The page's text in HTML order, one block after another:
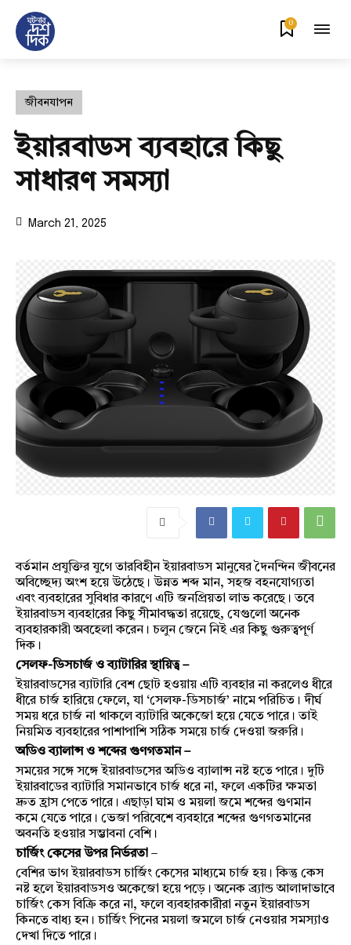
0
জীবনযাপন
ইয়ারবাডস ব্যবহারে কিছু
সাধারণ সমস্যা
March 21, 2025
বর্তমান প্রযুক্তির যুগে তারবিহীন ইয়ারবাডস মানুষের দৈনন্দিন জীবনের
অবিচ্ছেদ্য অংশ হয়ে উঠেছে। উন্নত শব্দ মান, সহজ বহনযোগ্যতা
এবং ব্যবহারের সুবিধার কারণে এটি জনপ্রিয়তা লাভ করেছে। তবে
ইয়ারবাডস ব্যবহারের কিছু সীমাবদ্ধতা রয়েছে, যেগুলো অনেক
ব্যবহারকারী অবহেলা করেন। চলুন জেনে নিই এর কিছু গুরুত্বপূর্ণ
দিক।
সেলফ-ডিসচার্জ ও ব্যাটারির স্থায়িত্ব –
ইয়ারবাডসের ব্যাটারি বেশ ছোট হওয়ায় এটি ব্যবহার না করলেও ধীরে
ধীরে চার্জ হারিয়ে ফেলে, যা ‘সেলফ-ডিসচার্জ’ নামে পরিচিত। দীর্ঘ
সময় ধরে চার্জ না থাকলে ব্যাটারি অকেজো হয়ে যেতে পারে। তাই
নিয়মিত ব্যবহারের পাশাপাশি সঠিক সময়ে চার্জ দেওয়া জরুরি।
অডিও ব্যালান্স ও শব্দের গুণগতমান –
সময়ের সঙ্গে সঙ্গে ইয়ারবাডসের অডিও ব্যালান্স নষ্ট হতে পারে। দুটি
ইয়ারবাডের ব্যাটারি সমানভাবে চার্জ ধরে না, ফলে একটির ক্ষমতা
দ্রুত হ্রাস পেতে পারে। এছাড়া ঘাম ও ময়লা জমে শব্দের গুণমান
কমে যেতে পারে। ভেজা পরিবেশে ব্যবহারে শব্দের গুণগতমানের
অবনতি হওয়ার সম্ভাবনা বেশি।
চার্জিং কেসের উপর নির্ভরতা –
বেশির ভাগ ইয়ারবাডস চার্জিং কেসের মাধ্যমে চার্জ হয়। কিন্তু কেস
নষ্ট হলে ইয়ারবাডসও অকেজো হয়ে পড়ে। অনেক ব্র্যান্ড আলাদাভাবে
চার্জিং কেস বিক্রি করে না, ফলে ব্যবহারকারীরা নতুন ইয়ারবাডস
কিনতে বাধ্য হন। চার্জিং পিনের ময়লা জমলে চার্জ নেওয়ার সমস্যাও
দেখা দিতে পারে।